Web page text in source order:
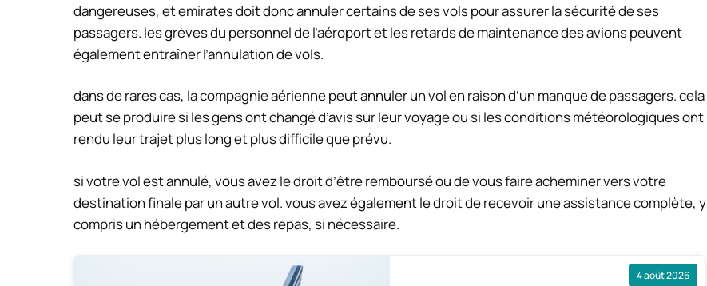
dangereuses, et emirates doit donc annuler certains de ses vols pour assurer la sécurité de ses
passagers. les grèves du personnel de l’aéroport et les retards de maintenance des avions peuvent
également entraîner l’annulation de vols.
dans de rares cas, la compagnie aérienne peut annuler un vol en raison d’un manque de passagers. cela
peut se produire si les gens ont changé d’avis sur leur voyage ou si les conditions météorologiques ont
rendu leur trajet plus long et plus difficile que prévu.
si votre vol est annulé, vous avez le droit d’être remboursé ou de vous faire acheminer vers votre
destination finale par un autre vol. vous avez également le droit de recevoir une assistance complète, y
compris un hébergement et des repas, si nécessaire.
4 août 2026